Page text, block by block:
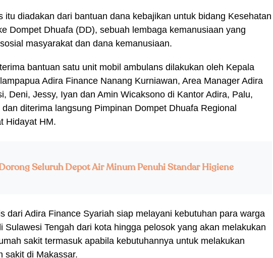
itu diadakan dari bantuan dana kebajikan untuk bidang Kesehatan
Dompet Dhuafa (DD), sebuah lembaga kemanusiaan yang
masyarakat dan dana kemanusiaan.
bantuan satu unit mobil ambulans dilakukan oleh Kepala
Adira Finance Nanang Kurniawan, Area Manager Adira
Deni, Jessy, Iyan dan Amin Wicaksono di Kantor Adira, Palu,
diterima langsung Pimpinan Dompet Dhuafa Regional
Hidayat HM.
Seluruh Depot Air Minum Penuhi Standar Higiene
dari Adira Finance Syariah siap melayani kebutuhan para warga
Sulawesi Tengah dari kota hingga pelosok yang akan melakukan
sakit termasuk apabila kebutuhannya untuk melakukan
sakit di Makassar.